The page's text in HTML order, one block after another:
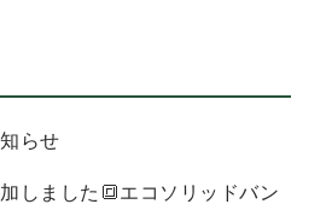
らせ
加しました🔳エコソリッドバン